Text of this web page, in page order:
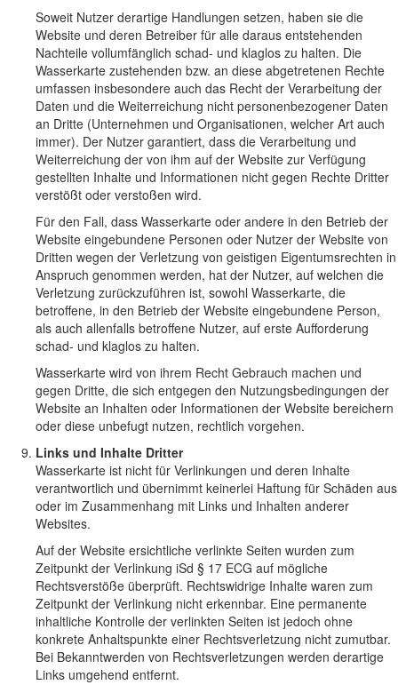
Soweit Nutzer derartige Handlungen setzen, haben sie die
Website und deren Betreiber für alle daraus entstehenden
Nachteile vollumfänglich schad- und klaglos zu halten. Die
Wasserkarte zustehenden bzw. an diese abgetretenen Rechte
umfassen insbesondere auch das Recht der Verarbeitung der
Daten und die Weiterreichung nicht personenbezogener Daten
an Dritte (Unternehmen und Organisationen, welcher Art auch
immer). Der Nutzer garantiert, dass die Verarbeitung und
Weiterreichung der von ihm auf der Website zur Verfügung
gestellten Inhalte und Informationen nicht gegen Rechte Dritter
verstößt oder verstoßen wird.
Für den Fall, dass Wasserkarte oder andere in den Betrieb der
Website eingebundene Personen oder Nutzer der Website von
Dritten wegen der Verletzung von geistigen Eigentumsrechten in
Anspruch genommen werden, hat der Nutzer, auf welchen die
Verletzung zurückzuführen ist, sowohl Wasserkarte, die
betroffene, in den Betrieb der Website eingebundene Person,
als auch allenfalls betroffene Nutzer, auf erste Aufforderung
schad- und klaglos zu halten.
Wasserkarte wird von ihrem Recht Gebrauch machen und
gegen Dritte, die sich entgegen den Nutzungsbedingungen der
Website an Inhalten oder Informationen der Website bereichern
oder diese unbefugt nutzen, rechtlich vorgehen.
Links und Inhalte Dritter
Wasserkarte ist nicht für Verlinkungen und deren Inhalte
verantwortlich und übernimmt keinerlei Haftung für Schäden aus
oder im Zusammenhang mit Links und Inhalten anderer
Websites.
Auf der Website ersichtliche verlinkte Seiten wurden zum
Zeitpunkt der Verlinkung iSd § 17 ECG auf mögliche
Rechtsverstöße überprüft. Rechtswidrige Inhalte waren zum
Zeitpunkt der Verlinkung nicht erkennbar. Eine permanente
inhaltliche Kontrolle der verlinkten Seiten ist jedoch ohne
konkrete Anhaltspunkte einer Rechtsverletzung nicht zumutbar.
Bei Bekanntwerden von Rechtsverletzungen werden derartige
Links umgehend entfernt.